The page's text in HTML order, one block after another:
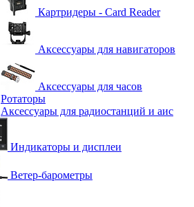
Картридеры - Card Reader
Аксессуары для навигаторов
Аксессуары для часов
Ротаторы
Аксессуары для радиостанций и аис
Индикаторы и дисплеи
Ветер-барометры